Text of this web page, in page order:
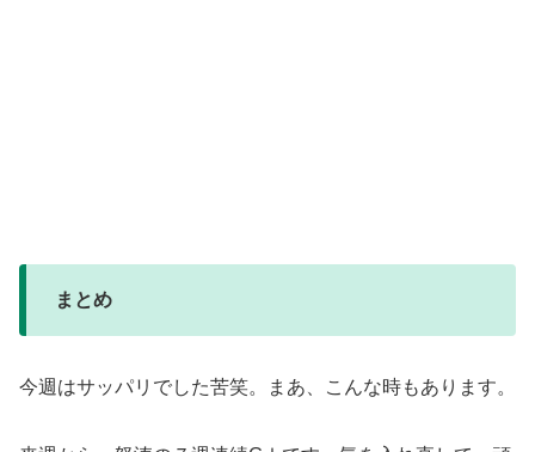
まとめ
今週はサッパリでした苦笑。まあ、こんな時もあります。